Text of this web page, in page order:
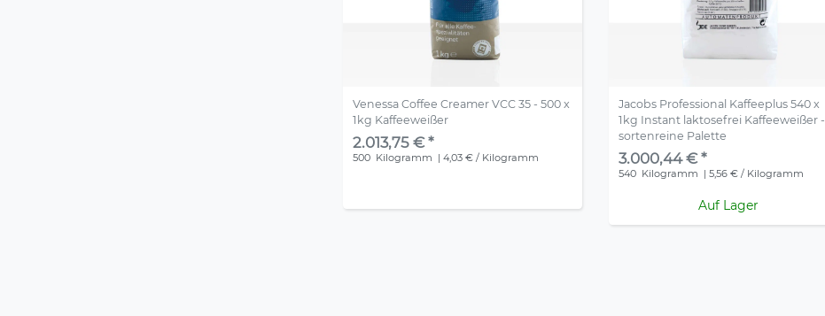
Venessa Coffee Creamer VCC 35 - 500 x
1kg Kaffeeweißer
2.013,75 € *
500 Kilogramm | 4,03 € / Kilogramm
Jacobs Professional Kaffeeplus 540 x
1kg Instant laktosefrei Kaffeeweißer -
sortenreine Palette
3.000,44 € *
540 Kilogramm | 5,56 € / Kilogramm
Auf Lager